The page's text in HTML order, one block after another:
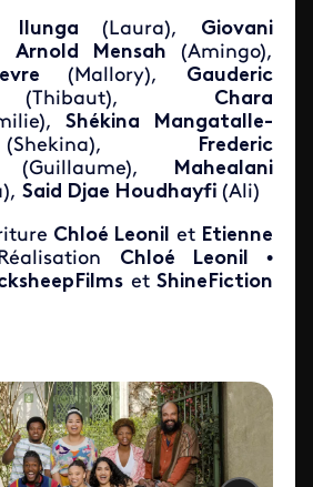
Ilunga (Laura), Giovani
Arnold Mensah (Amingo),
(Mallory), Gauderic
Chara
Shékina Mangatalle-
(Shekina),
Frederic
(Guillaume),
Mahealani
Said Djae Houdhayfi (Ali)
Chloé Leonil et Etienne
Chloé Leonil •
etShineFiction